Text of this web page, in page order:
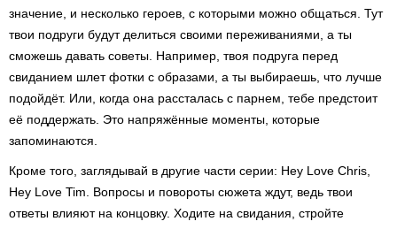
значение, и несколько героев, с которыми можно общаться. Тут
твои подруги будут делиться своими переживаниями, а ты
сможешь давать советы. Например, твоя подруга перед
свиданием шлет фотки с образами, а ты выбираешь, что лучше
подойдёт. Или, когда она рассталась с парнем, тебе предстоит
её поддержать. Это напряжённые моменты, которые
запоминаются.
Кроме того, заглядывай в другие части серии: Hey Love Chris,
Hey Love Tim. Вопросы и повороты сюжета ждут, ведь твои
ответы влияют на концовку. Ходите на свидания, стройте